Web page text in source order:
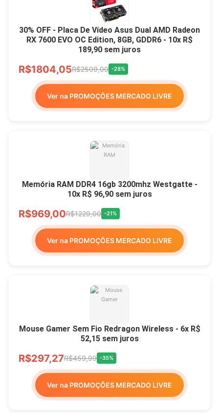
30% OFF - Placa De Vídeo Asus Dual AMD Radeon
RX 7600 EVO OC Edition, 8GB, GDDR6 - 10x R$
189,90 sem juros
R$1804,05R$2509,00 -28%
Ver na PROMOÇÕES MERCADO LIVRE
Memória RAM DDR4 16gb 3200mhz Westgatte -
10x R$ 96,90 sem juros
R$969,00R$1229,00 -21%
Ver na PROMOÇÕES MERCADO LIVRE
Mouse Gamer Sem Fio Redragon Wireless - 6x R$
52,15 sem juros
R$297,27R$459,99 -35%
Ver na PROMOÇÕES MERCADO LIVRE